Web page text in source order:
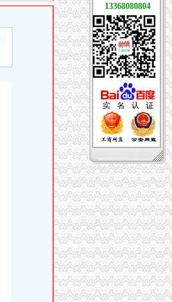
13368080804